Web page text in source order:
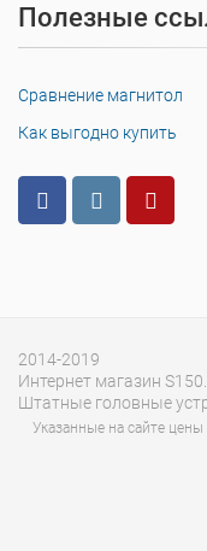
Полезные
Сравнение магнитол
Как выгодно купить
2014-2019
Интернет магазин
Штатные головные
Указанные на сайте